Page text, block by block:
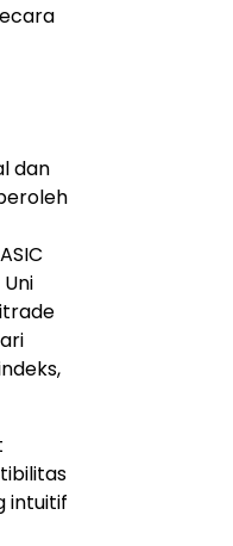
dan
intuitif